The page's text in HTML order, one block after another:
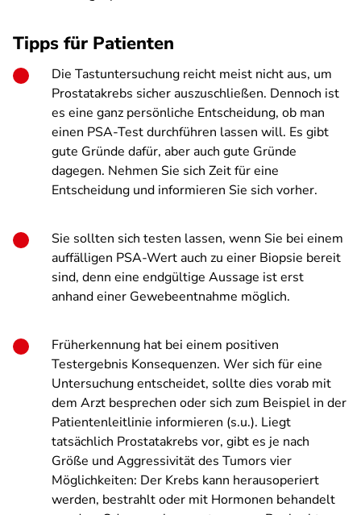
Tipps für Patienten
Die Tastuntersuchung reicht meist nicht aus, um
Prostatakrebs sicher auszuschließen. Dennoch ist
es eine ganz persönliche Entscheidung, ob man
einen PSA-Test durchführen lassen will. Es gibt
gute Gründe dafür, aber auch gute Gründe
dagegen. Nehmen Sie sich Zeit für eine
Entscheidung und informieren Sie sich vorher.
Sie sollten sich testen lassen, wenn Sie bei einem
auffälligen PSA-Wert auch zu einer Biopsie bereit
sind, denn eine endgültige Aussage ist erst
anhand einer Gewebeentnahme möglich.
Früherkennung hat bei einem positiven
Testergebnis Konsequenzen. Wer sich für eine
Untersuchung entscheidet, sollte dies vorab mit
dem Arzt besprechen oder sich zum Beispiel in der
Patientenleitlinie informieren (s.u.). Liegt
tatsächlich Prostatakrebs vor, gibt es je nach
Größe und Aggressivität des Tumors vier
Möglichkeiten: Der Krebs kann herausoperiert
werden, bestrahlt oder mit Hormonen behandelt